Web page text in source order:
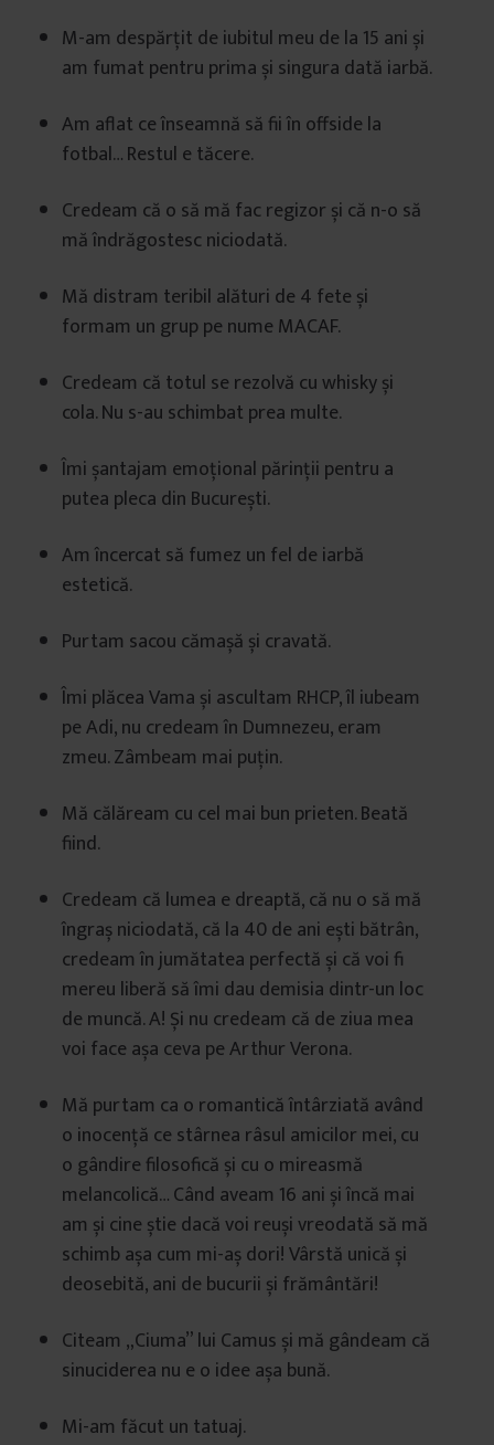
M-am despărțit de iubitul meu de la 15 ani și
am fumat pentru prima și singura dată iarbă.
Am aflat ce înseamnă să fii în offside la
fotbal… Restul e tăcere.
Credeam că o să mă fac regizor și că n-o să
mă îndrăgostesc niciodată.
Mă distram teribil alături de 4 fete și
formam un grup pe nume MACAF.
Credeam că totul se rezolvă cu whisky și
cola. Nu s-au schimbat prea multe.
Îmi șantajam emoțional părinții pentru a
putea pleca din București.
Am încercat să fumez un fel de iarbă
estetică.
Purtam sacou cămașă și cravată.
Îmi plăcea Vama și ascultam RHCP, îl iubeam
pe Adi, nu credeam în Dumnezeu, eram
zmeu. Zâmbeam mai puțin.
Mă călăream cu cel mai bun prieten. Beată
fiind.
Credeam că lumea e dreaptă, că nu o să mă
îngraș niciodată, că la 40 de ani ești bătrân,
credeam în jumătatea perfectă și că voi fi
mereu liberă să îmi dau demisia dintr-un loc
de muncă. A! Și nu credeam că de ziua mea
voi face așa ceva pe Arthur Verona.
Mă purtam ca o romantică întârziată având
o inocență ce stârnea râsul amicilor mei, cu
o gândire filosofică și cu o mireasmă
melancolică… Când aveam 16 ani și încă mai
am și cine știe dacă voi reuși vreodată să mă
schimb așa cum mi-aș dori! Vârstă unică și
deosebită, ani de bucurii și frământări!
Citeam „Ciuma” lui Camus și mă gândeam că
sinuciderea nu e o idee așa bună.
Mi-am făcut un tatuaj.